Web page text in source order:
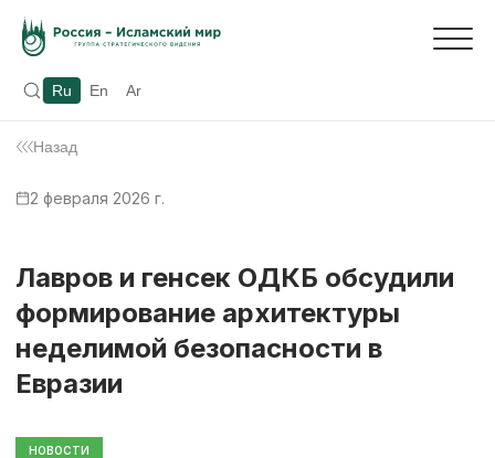
Ru En Ar
Назад
2 февраля 2026 г.
Лавров и генсек ОДКБ обсудили
формирование архитектуры
неделимой безопасности в
Евразии
НОВОСТИ